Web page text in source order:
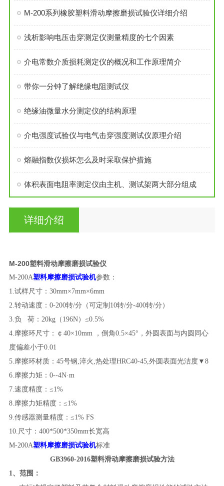
M-200系列橡胶塑料滑动摩擦磨损试验仪详细介绍
浅析影响电压击穿测定仪测量精度的七个因素
介电常数介质损耗测定仪的概况和工作原理简介
带你一分钟了解绝缘电阻测试仪
绝缘油微量水分测定仪的结构原理
介电强度试验仪与电气击穿强度测试仪原理介绍
熔融指数仪损坏怎么及时采取保护措施
体积表面电阻率测定仪由主机、测试架两大部分组成
详细介绍
M-200塑料滑动摩擦磨损试验仪
M-200A塑料摩擦磨损试验机参数：
1.试样尺寸：30mm×7mm×6mm
2.转动速度：0-200转/分（可定制10转/分-400转/分）
3.负 荷：20kg（196N）≤0.5%
4.摩擦环尺寸：￠40×10mm ，倒角0.5×45°，外圆表面与内圆同心
度偏差小于0.01
5.摩擦环材质：45号钢,淬火,热处理HRC40-45,外圆表面光洁度▼8
6.摩擦力矩：0--4N·m
7.速度精度：≤1%
8.摩擦力矩精度：≤1%
9.传感器测量精度：≤1% FS
10.尺寸：400*500*350mm长宽高
M-200A塑料摩擦磨损试验机标准
GB3960-2016塑料滑动摩擦磨损试验方法
1 、范围：